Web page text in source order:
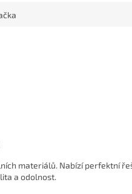
materiálů. Nabízí perfektní
a odolnost.